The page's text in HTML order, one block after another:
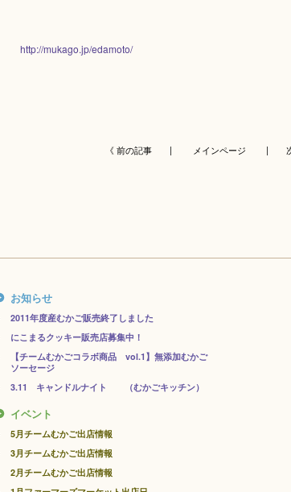
http://mukago.jp/edamoto/
《 前の記事 | メインページ | 次
お知らせ
2011年度産むかご販売終了しました
にこまるクッキー販売店募集中！
【チームむかごコラボ商品 vol.1】無添加むかご
ソーセージ
3.11 キャンドルナイト （むかごキッチン）
イベント
5月チームむかご出店情報
3月チームむかご出店情報
2月チームむかご出店情報